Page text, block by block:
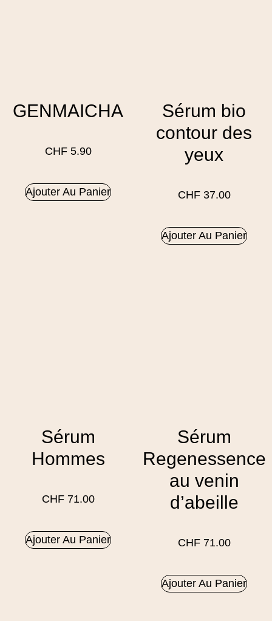
GENMAICHA
CHF5.90
Ajouter Au Panier
Sérum bio
contour des
yeux
CHF37.00
Ajouter Au Panier
Sérum
Hommes
CHF71.00
Ajouter Au Panier
Sérum
Regenessence
au venin
d’abeille
CHF71.00
Ajouter Au Panier